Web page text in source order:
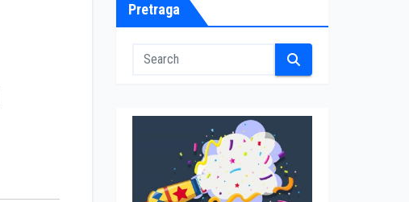
Pretraga